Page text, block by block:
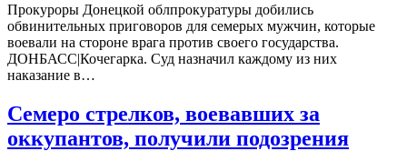
Прокуроры Донецкой облпрокуратуры добились
обвинительных приговоров для семерых мужчин, которые
воевали на стороне врага против своего государства.
ДОНБАСС|Кочегарка. Суд назначил каждому из них
наказание в…
Семеро стрелков, воевавших за
оккупантов, получили подозрения